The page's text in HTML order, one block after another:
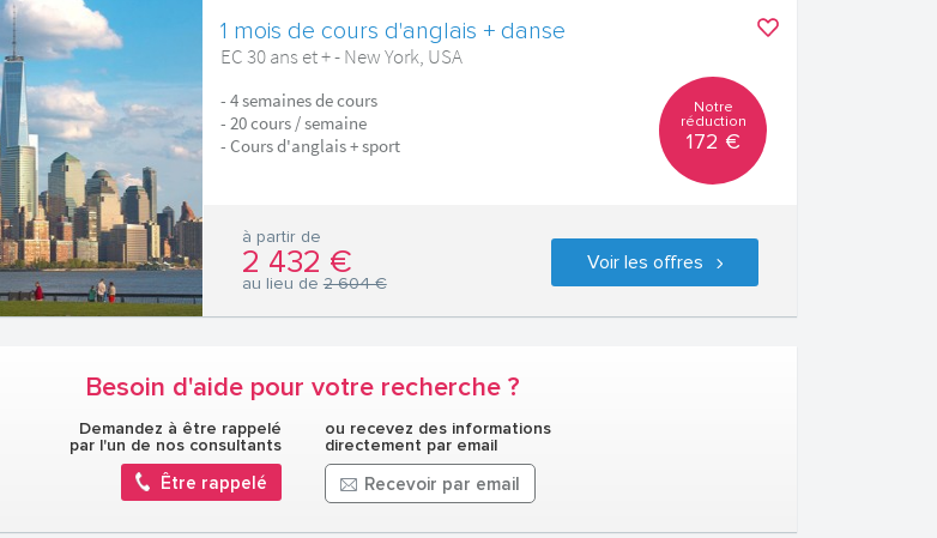
1 mois de cours d'anglais + danse
EC 30 ans et + - New York, USA
- 4 semaines de cours
- 20 cours / semaine
- Cours d'anglais + sport
Notre
réduction
172 €
Voir les offres
à partir de
2 432 €
au lieu de2 604 €
Besoin d'aide pour votre recherche ?
Demandez à être rappelé
par l'un de nos consultants
Être rappelé
ou recevez des informations
directement par email
Recevoir par email